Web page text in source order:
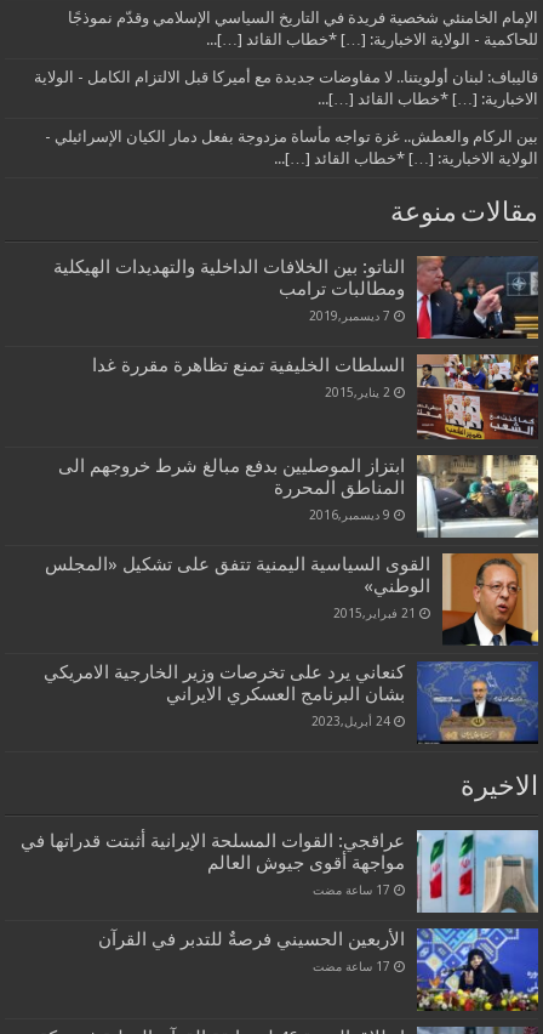
الإمام الخامنئي شخصية فريدة في التاريخ السياسي الإسلامي وقدّم نموذجًا
للحاكمية - الولاية الاخبارية: […] *خطاب القائد […]...
قاليباف: لبنان أولويتنا.. لا مفاوضات جديدة مع أميركا قبل الالتزام الكامل - الولاية
الاخبارية: […] *خطاب القائد […]...
بين الركام والعطش.. غزة تواجه مأساة مزدوجة بفعل دمار الكيان الإسرائيلي -
الولاية الاخبارية: […] *خطاب القائد […]...
مقالات منوعة
الناتو: بين الخلافات الداخلية والتهديدات الهيكلية
ومطالبات ترامب
7 ديسمبر,2019
السلطات الخليفية تمنع تظاهرة مقررة غدا
2 يناير,2015
ابتزاز الموصليين بدفع مبالغ شرط خروجهم الى
المناطق المحررة
9 ديسمبر,2016
القوى السياسية اليمنية تتفق على تشكيل «المجلس
الوطني»
21 فبراير,2015
كنعاني يرد على تخرصات وزير الخارجية الامريكي
بشان البرنامج العسكري الايراني
24 أبريل,2023
الاخيرة
عراقجي: القوات المسلحة الإيرانية أثبتت قدراتها في
مواجهة أقوى جيوش العالم
الأربعين الحسيني فرصةٌ للتدبر في القرآن